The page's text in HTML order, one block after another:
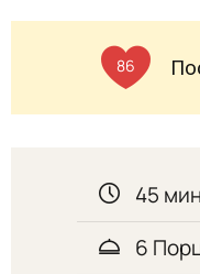
86
45
6